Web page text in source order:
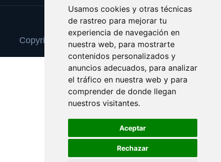
Usamos cookies y otras técnicas
de rastreo para mejorar tu
experiencia de navegación en
nuestra web, para mostrarte
contenidos personalizados y
anuncios adecuados, para analizar
el tráfico en nuestra web y para
comprender de donde llegan
nuestros visitantes.
Aceptar
Rechazar
Update cookies preferences
Copyright © 2025 reparacionordenadores.com